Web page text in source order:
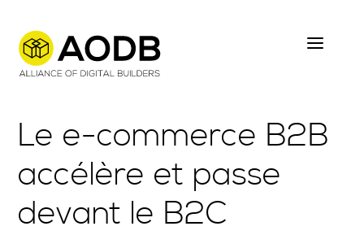
Le e-commerce B2B
accélère et passe
devant le B2C